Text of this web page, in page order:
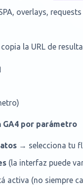
overlays,
la URL de
GA4 por parámetro
→ selecciona tu
(la interfaz puede
activa (no siempre